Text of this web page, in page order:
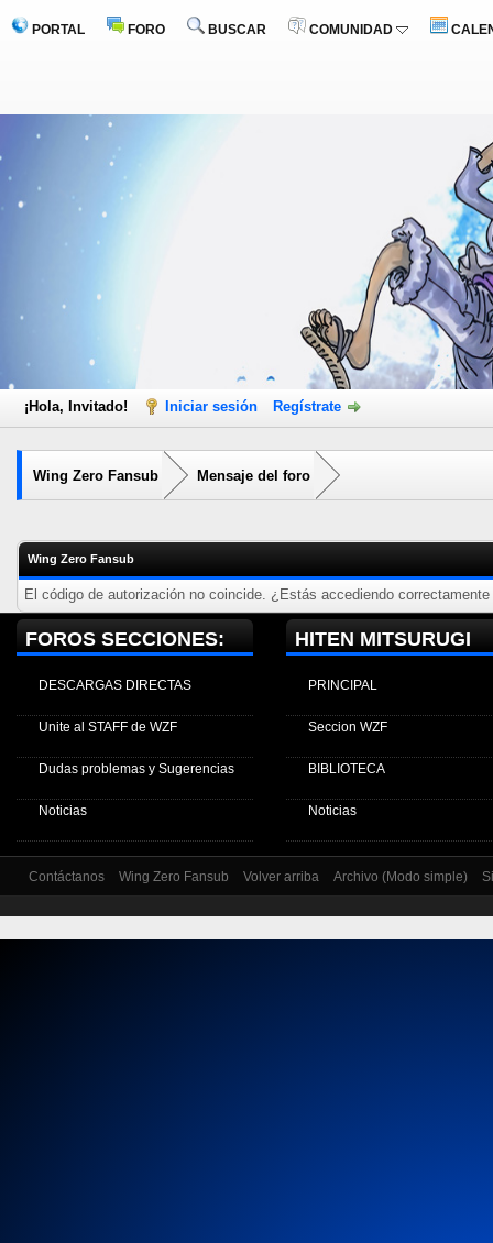
PORTAL FORO BUSCAR COMUNIDAD
¡Hola, Invitado! Iniciar sesión Regístrate
Wing Zero Fansub Mensaje del foro
Wing Zero Fansub
El código de autorización no coincide. ¿Estás accediendo
FOROS SECCIONES:
DESCARGAS DIRECTAS
Unite al STAFF de WZF
Dudas problemas y Sugerencias
Noticias
HITEN MITSURUGI
PRINCIPAL
Seccion WZF
BIBLIOTECA
Noticias
Contáctanos Wing Zero Fansub Volver arriba Archivo (Modo simple)